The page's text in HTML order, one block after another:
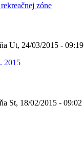
zóne
Ut, 24/03/2015 - 09:19
2015
St, 18/02/2015 - 09:02